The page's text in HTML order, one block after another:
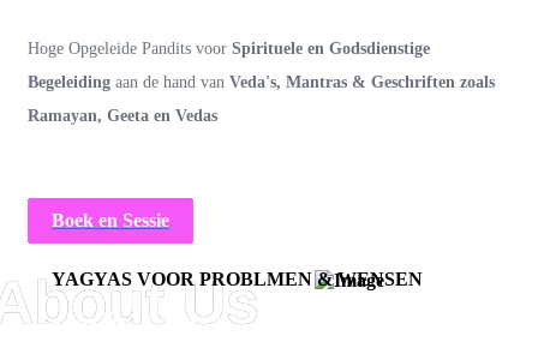
Hoge Opgeleide Pandits voor Spirituele en Godsdienstige
Begeleiding aan de hand van Veda's, Mantras & Geschriften zoals
Ramayan, Geeta en Vedas
Boek en Sessie
YAGYAS VOOR PROBLMEN & WENSEN
Wij Doen Grote & Complexe